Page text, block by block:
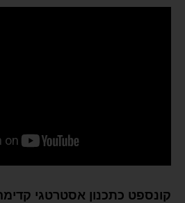
קונספט כתכנון אסטרטגי